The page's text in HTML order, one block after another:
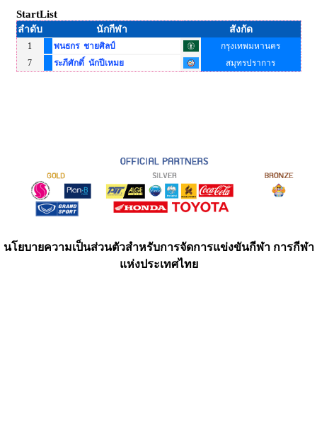
StartList
ลำดับ นักกีฬา สังกัด
1 พนธกร ชายศิลป์
กรุงเทพมหานคร
7
ระภีศักดิ์ นักปีเหมย สมุทรปราการ
นโยบายความเป็นส่วนตัวสำหรับการจัดการแข่งขันกีฬา การกีฬา
แห่งประเทศไทย